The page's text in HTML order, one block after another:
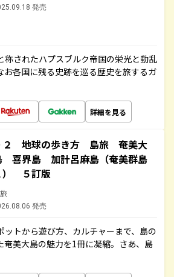
発売
称されたハプスブルク帝国の栄光と動乱
お各国に残る史跡を巡る歴史を旅するガ
詳細を見る
２ 地球の歩き方 島旅 奄美大
喜界島 加計呂麻島（奄美群島
） ５訂版
発売
トから遊び方、カルチャーまで、島の
奄美大島の魅力を1冊に凝縮。さあ、島